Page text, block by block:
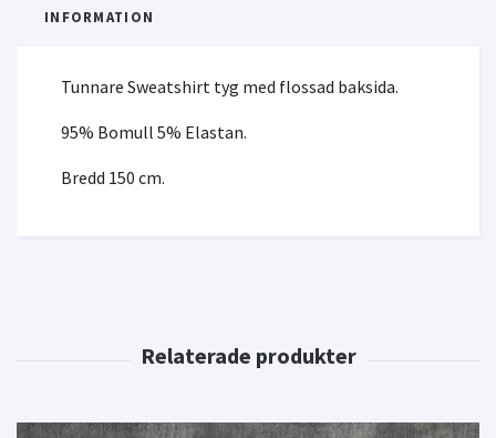
INFORMATION
Tunnare Sweatshirt tyg med flossad baksida.
95% Bomull 5% Elastan.
Bredd 150 cm.